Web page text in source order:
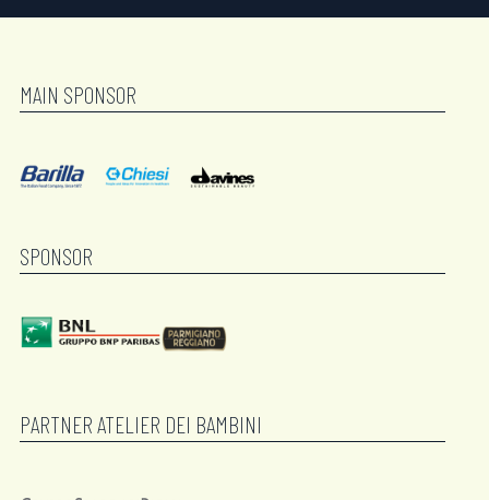
MAIN SPONSOR
SPONSOR
PARTNER ATELIER DEI BAMBINI